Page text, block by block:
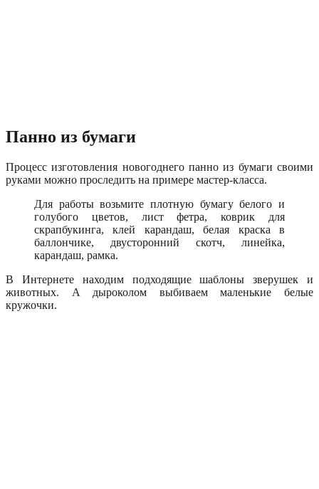
Панно из бумаги
Процесс изготовления новогоднего панно из бумаги своими
руками можно проследить на примере мастер-класса.
Для работы возьмите плотную бумагу белого и
голубого цветов, лист фетра, коврик для
скрапбукинга, клей карандаш, белая краска в
баллончике, двусторонний скотч, линейка,
карандаш, рамка.
В Интернете находим подходящие шаблоны зверушек и
животных. А дыроколом выбиваем маленькие белые
кружочки.